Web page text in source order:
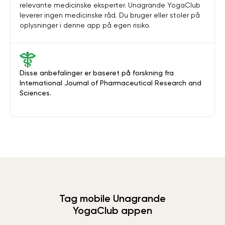
Disse anbefalinger er baseret på forskning fra
International Journal of Pharmaceutical Research and
Sciences.
relevante medicinske eksperter. Unagrande YogaClub
leverer ingen medicinske råd. Du bruger eller stoler på
oplysninger i denne app på egen risiko.
Tag mobile Unagrande
YogaClub appen